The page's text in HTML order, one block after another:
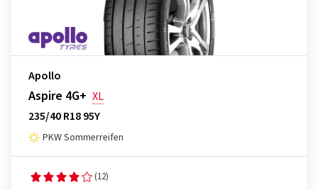
Apollo
Aspire 4G+ XL
235/40 R18 95Y
PKW Sommerreifen
(12)